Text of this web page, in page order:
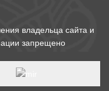
владельца сайта и
запрещено